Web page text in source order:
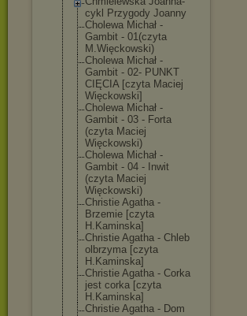
cykl Przygody Joanny
Cholewa Michał -
Gambit - 01(czyta
M.Więckowski)
Cholewa Michał -
Gambit - 02- PUNKT
CIĘCIA [czyta Maciej
Więckowski]
Cholewa Michał -
Gambit - 03 - Forta
(czyta Maciej
Więckowski)
Cholewa Michał -
Gambit - 04 - Inwit
(czyta Maciej
Więckowski)
Christie Agatha -
Brzemie [czyta
H.Kaminska]
Christie Agatha - Chleb
olbrzyma [czyta
H.Kaminska]
Christie Agatha - Corka
jest corka [czyta
H.Kaminska]
Christie Agatha - Dom